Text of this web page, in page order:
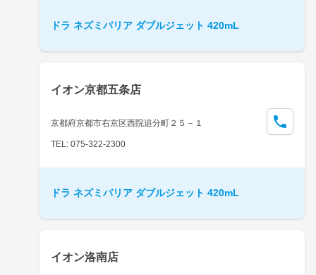
ドラ ネズミバリア ダブルジェット 420mL
イオン京都五条店
京都府京都市右京区西院追分町２５－１
TEL: 075-322-2300
ドラ ネズミバリア ダブルジェット 420mL
イオン洛南店